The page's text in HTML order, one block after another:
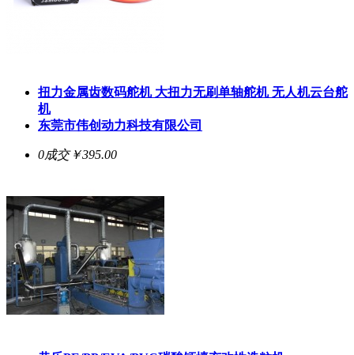
扭力金属齿数码舵机 大扭力无刷单轴舵机 无人机云台舵
机
东莞市伟创动力科技有限公司
0成交￥395.00